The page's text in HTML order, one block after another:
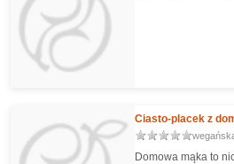
Ciasto-placek z
Domowa mąka to